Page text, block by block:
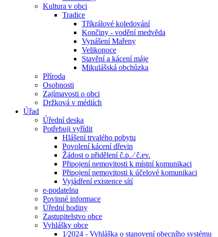
Kultura v obci
Tradice
Tříkrálové koledování
Končiny - vodění medvěda
Vynášení Mařeny
Velikonoce
Stavění a kácení máje
Mikulášská obchůzka
Příroda
Osobnosti
Zajímavosti o obci
Držková v médiích
Úřad
Úřední deska
Potřebuji vyřídit
Hlášení trvalého pobytu
Povolení kácení dřevin
Žádost o přidělení č.p. ⁄ č.ev.
Připojení nemovitosti k místní komunikaci
Připojení nemovitosti k účelové komunikaci
Vyjádření existence sítí
e-podatelna
Povinné informace
Úřední hodiny
Zastupitelstvo obce
Vyhlášky obce
1⁄2024 - Vyhláška o stanovení obecního systému